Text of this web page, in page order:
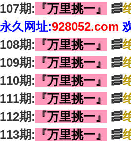
107期: 『万里挑一』 🥓
永久网址:928052.com
108期: 『万里挑一』 🥓
109期: 『万里挑一』 🥓
110期: 『万里挑一』 🥓
111期: 『万里挑一』 🥓
112期: 『万里挑一』 🥓
113期: 『万里挑一』 🥓